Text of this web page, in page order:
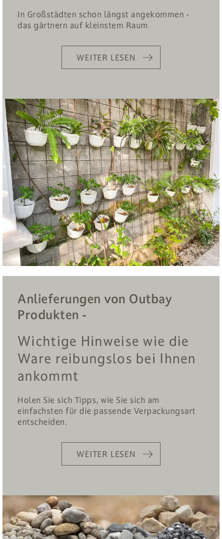
In Großstädten schon längst angekommen -
das gärtnern auf kleinstem Raum
WEITER LESEN
Anlieferungen von Outbay
Produkten -
Wichtige Hinweise wie die
Ware reibungslos bei Ihnen
ankommt
Holen Sie sich Tipps, wie Sie sich am
einfachsten für die passende Verpackungsart
entscheiden.
WEITER LESEN